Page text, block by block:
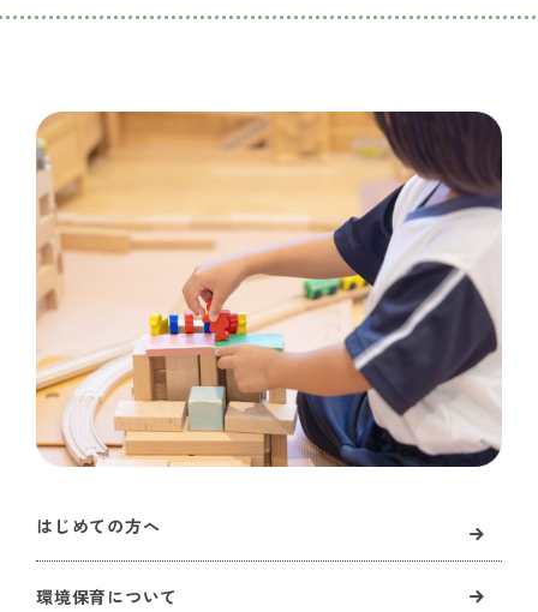
はじめての方へ
環境保育について